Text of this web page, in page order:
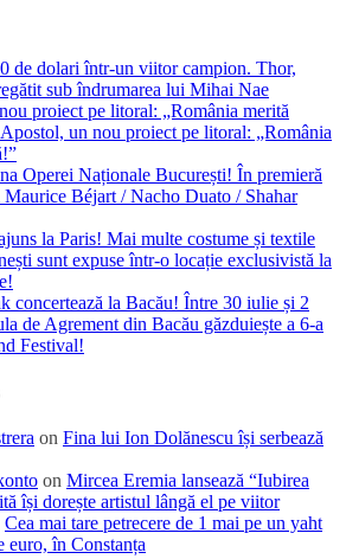
de dolari într-un viitor campion. Thor,
sub îndrumarea lui Mihai Nae
proiect pe litoral: „România merită
un nou proiect pe litoral: „România
Operei Naționale București! În premieră
Béjart / Nacho Duato / Shahar
la Paris! Mai multe costume și textile
sunt expuse într-o locație exclusivistă la
concertează la Bacău! Între 30 iulie și 2
de Agrement din Bacău găzduiește a 6-a
Festival!
on Fina lui Ion Dolănescu își serbează
on Mircea Eremia lansează “Iubirea
își dorește artistul lângă el pe viitor
Cea mai tare petrecere de 1 mai pe un yaht
euro, în Constanța